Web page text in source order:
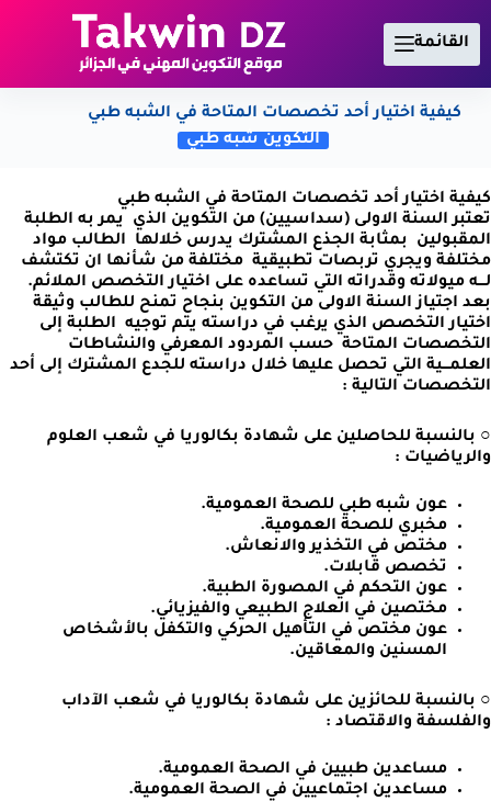
إلى
المحتوى
القائمة
كيفية اختيار أحد تخصصات المتاحة في الشبه طبي
التكوين شبه طبي
كيفية اختيار أحد تخصصات المتاحة في الشبه طبي
تعتبر السنة الاولى (سداسيين) من التكوين الذي يمر به الطلبة
المقبولين بمثابة الجذع المشترك يدرس خلالها الطالب مواد
مختلفة ويجري تربصات تطبيقية مختلفة من شأنها ان تكتشف
لـــه ميولاته وقدراته التي تساعده على اختيار التخصص الملائم.
بعد اجتياز السنة الاولى من التكوين بنجاح تمنح للطالب وثيقة
اختيار التخصص الذي يرغب في دراسته يتم توجيه الطلبة إلى
التخصصات المتاحة حسب المردود المعرفي والنشاطات
العلمـــية التي تحصل عليها خلال دراسته للجدع المشترك إلى أحد
التخصصات التالية :
○ بالنسبة للحاصلين على شهادة بكالوريا في شعب العلوم
والرياضيات :
عون شبه طبي للصحة العمومية.
مخبري للصحة العمومية.
مختص في التخذير والانعاش.
تخصص قابلات.
عون التحكم في المصورة الطبية.
مختصين في العلاج الطبيعي والفيزيائي.
عون مختص في التأهيل الحركي والتكفل بالأشخاص
المسنين والمعاقين.
○ بالنسبة للحائزين على شهادة بكالوريا في شعب الآداب
والفلسفة والاقتصاد :
مساعدين طبيين في الصحة العمومية.
مساعدين اجتماعيين في الصحة العمومية.